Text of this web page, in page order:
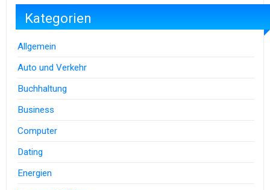
Kategorien
Allgemein
Auto und Verkehr
Buchhaltung
Business
Computer
Dating
Energien